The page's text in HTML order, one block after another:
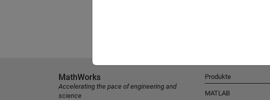
MathWorks
Accelerating the pace of engineering and
science
Produkte
MATLAB